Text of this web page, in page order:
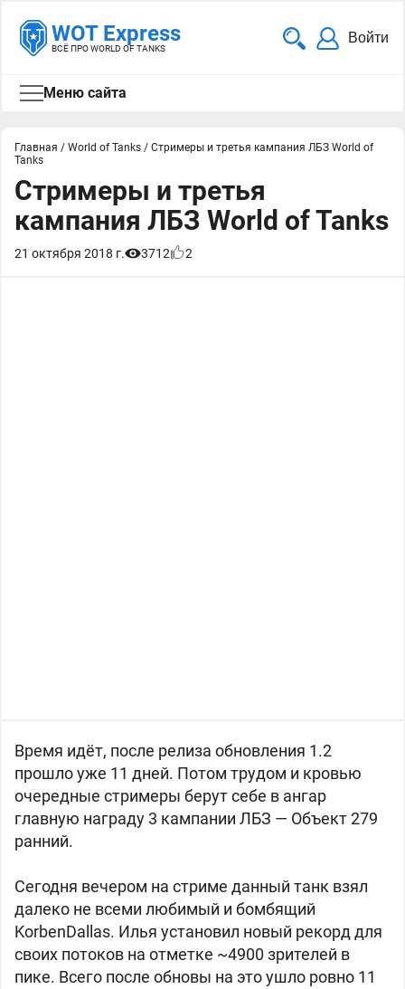
WOT Express
ВСЁ ПРО WORLD OF TANKS
Войти
Меню сайта
Главная / World of Tanks / Стримеры и третья кампания ЛБЗ World of
Tanks
Стримеры и третья
кампания ЛБЗ World of Tanks
21 октября 2018 г. 3712 2
Время идёт, после релиза обновления 1.2
прошло уже 11 дней. Потом трудом и кровью
очередные стримеры берут себе в ангар
главную награду 3 кампании ЛБЗ — Объект 279
ранний.
Сегодня вечером на стриме данный танк взял
далеко не всеми любимый и бомбящий
KorbenDallas. Илья установил новый рекорд для
своих потоков на отметке ~4900 зрителей в
пике. Всего после обновы на это ушло ровно 11